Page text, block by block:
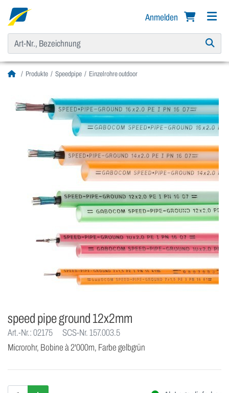
Anmelden
Produkte Speedpipe Einzelrohre outdoor
speed pipe ground 12x2mm
Art.-Nr.: 02175
SCS-Nr. 157.003.5
Microrohr, Bobine à 2'000m, Farbe gelbgrün